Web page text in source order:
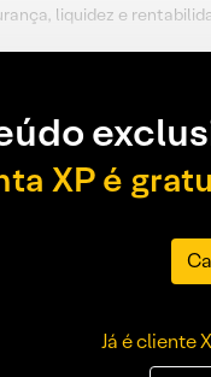
liquidez e
XP é
Já é cliente